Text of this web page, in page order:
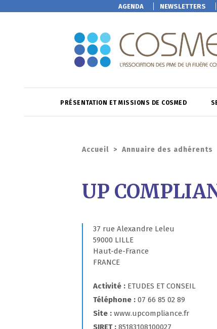
AGENDA NEWSLETTERS
PRÉSENTATION ET MISSIONS DE COSMED
Accueil > Annuaire des adhérents
UP
37 rue Alexandre Leleu
59000 LILLE
Haut-de-France
FRANCE
Activité
ETUDES ET CONSEIL
Téléphone
07 66 85 02 89
Site
www.upcompliance.fr
SIRET
85183108100027